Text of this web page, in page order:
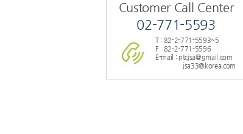
Customer Call Center
02-771-5593
T : 82-2-771-5593~5
F : 82-2-771-5596
E-mail : ptcjsa@gmail.com
jsa33@korea.com